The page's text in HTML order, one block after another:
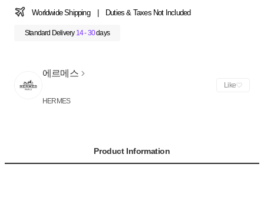
Worldwide Shipping Duties & Taxes Not Included
Standard Delivery 14 - 30days
에르메스
HERMES
Like
Product Information